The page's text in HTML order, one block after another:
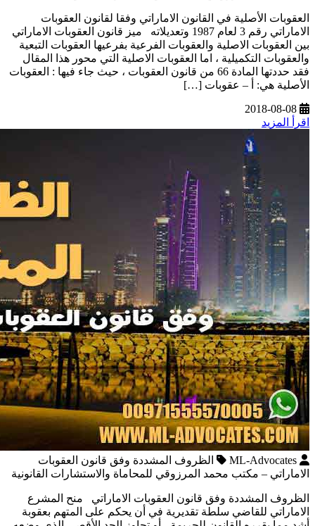
العقوبات الأصلیة في القانون الاماراتي وفقا لقانون العقوبات
الاماراتي رقم 3 لعام 1987 وتعديلاته ميز قانون العقوبات الاماراتي
بين العقوبات الاصلية والعقوبات الفرعية بفرعيها العقوبات التبعية
والعقوبات التكميلية ، اما العقوبات الاصلية التي محور هذا المقال
فقد حددتها المادة 66 من قانون العقوبات ، حيث جاء فيها : العقوبات
الأصلیة ھي: أ – عقوبات […]
2018-08-08
اقرأ المزيد
ML-Advocates
الظروف المشددة وفق قانون العقوبات
الاماراتي – مكتب محمد المرزوقي للمحاماة والاستشارات القانونية
الظروف المشددة وفق قانون العقوبات الاماراتي منح المشرع
الاماراتي للقاضي سلطة تقديرية في أن يحكم على المتهم بعقوبة